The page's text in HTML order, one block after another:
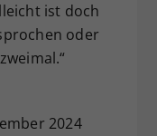
ist doch
oder
2024